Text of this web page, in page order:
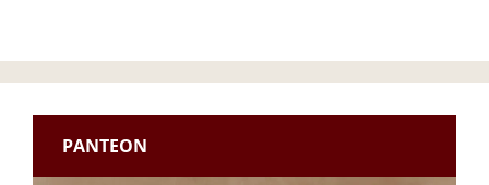
PANTEON